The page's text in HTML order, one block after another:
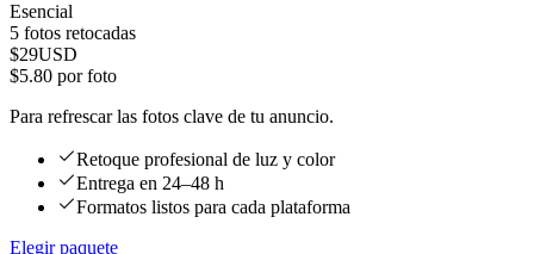
Esencial
5 fotos retocadas
$29USD
$5.80 por foto
Para refrescar las fotos clave de tu anuncio.
Retoque profesional de luz y color
Entrega en 24–48 h
Formatos listos para cada plataforma
Elegir paquete